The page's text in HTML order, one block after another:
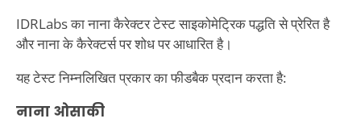
IDRLabs का नाना कैरेक्टर टेस्ट साइकोमेट्रिक पद्धति से प्रेरित है
और नाना के कैरेक्टर्स पर शोध पर आधारित है।
यह टेस्ट निम्नलिखित प्रकार का फीडबैक प्रदान करता है:
नाना ओसाकी